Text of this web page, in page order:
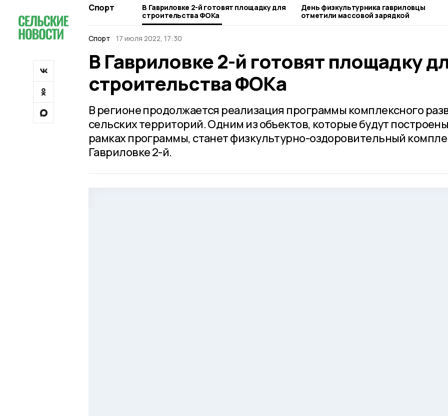
Спорт
В Гавриловке 2-й готовят площадку для
строительства ФОКа
День физкультурника гавриловцы
отметили массовой зарядкой
Спорт 17 июля 2022, 17:30
В Гавриловке 2-й готовят площадку
строительства ФОКа
В регионе продолжается реализация программы комплексного
сельских территорий. Одним из объектов, которые будут
рамках программы, станет физкультурно-оздоровительный
Гавриловке 2-й.